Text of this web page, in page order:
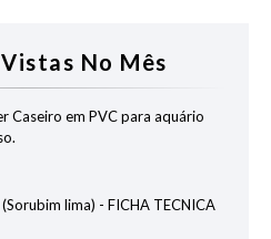
No Mês
Caseiro em PVC para aquário
lima) - FICHA TECNICA